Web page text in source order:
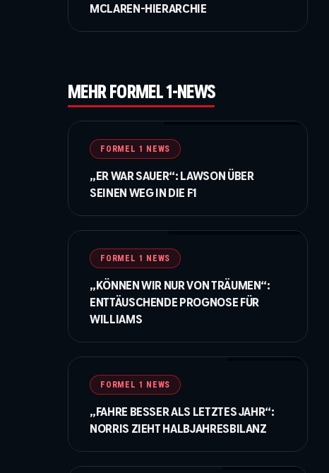
MCLAREN-HIERARCHIE
MEHR FORMEL 1-NEWS
FORMEL 1 NEWS
„ER WAR SAUER“: LAWSON ÜBER
SEINEN WEG IN DIE F1
FORMEL 1 NEWS
„KÖNNEN WIR NUR VON TRÄUMEN“:
ENTTÄUSCHENDE PROGNOSE FÜR
WILLIAMS
FORMEL 1 NEWS
„FAHRE BESSER ALS LETZTES JAHR“:
NORRIS ZIEHT HALBJAHRESBILANZ